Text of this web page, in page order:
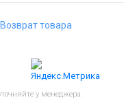
Возврат товара
у менеджера.